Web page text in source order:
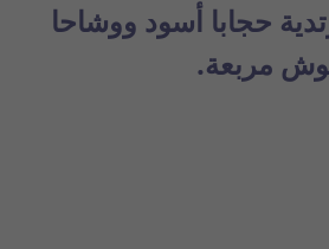
حجابا أسود ووشاحا
مربعة.